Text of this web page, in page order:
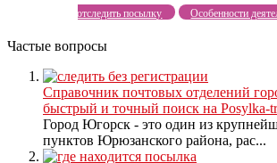
отследить посылку
Особенности
Частые вопросы
Справочник почтовых отделений
быстрый и точный поиск на Posylka-
Город Югорск - это один из
пунктов Юрюзанского района, рас...